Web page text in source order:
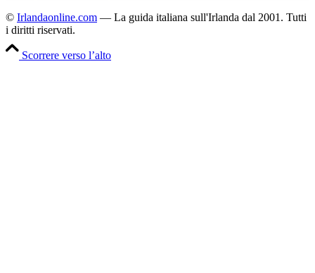
© Irlandaonline.com — La guida italiana sull'Irlanda dal 2001. Tutti
i diritti riservati.
Scorrere verso l’alto